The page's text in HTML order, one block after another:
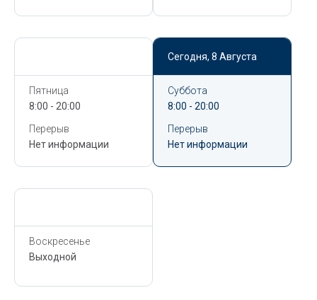
Пятница
8:00 - 20:00
Перерыв
Нет информации
Сегодня, 8 Августа
Суббота
8:00 - 20:00
Перерыв
Нет информации
Воскресенье
Выходной